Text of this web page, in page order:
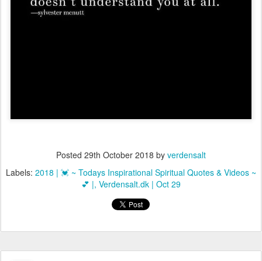
Posted 29th October 2018 by verdensalt
Labels: 2018 | 💓 ~ Todays Inspirational Spiritual Quotes & Videos ~
💕 | Verdensalt.dk | Oct 29